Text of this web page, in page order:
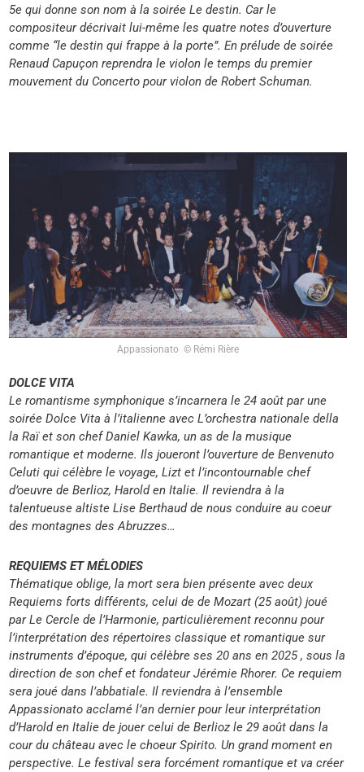
5e qui donne sonnom à la soirée Ledestin. Car le
compositeurdécrivaitlui-même les quatrenotes d’ouverture
comme “le destin qui frappe à la porte”.En prélude de soirée
Renaud Capuçonreprendra le violonle temps du premier
mouvement du Concerto pour violonde Robert Schuman.
Appassionato © Rémi Rière
DOLCE VITA
Le romantisme symphonique s’incarnera le 24 août par une
soirée Dolce Vita à l’italienne avec L’orchestra nationale della
la Raï et son chef Daniel Kawka, un as de la musique
romantique et moderne. Ils joueront l’ouverture de Benvenuto
Celuti qui célèbre le voyage, Lizt et l’incontournable chef
d’oeuvre de Berlioz, Harold en Italie. Il reviendra à la
talentueuse altiste Lise Berthaud de nous conduire au coeur
des montagnes des Abruzzes…
REQUIEMS ET MÉLODIES
Thématique oblige, la mort sera bien présente avec deux
Requiems forts différents, celui de de Mozart (25 août) joué
par Le Cercle de l’Harmonie, particulièrement reconnu pour
l’interprétation des répertoires classique et romantique sur
instruments d’époque, qui célèbre ses 20 ans en 2025 , sous la
direction de son chef et fondateur Jérémie Rhorer. Ce requiem
sera joué dans l’abbatiale. Il reviendra à l’ensemble
Appassionato acclamé l’an dernier pour leur interprétation
d’Harold en Italie de jouer celui de Berlioz le 29 août dans la
cour du château avec le choeur Spirito. Un grand moment en
perspective. Le festival sera forcément romantique et va créer